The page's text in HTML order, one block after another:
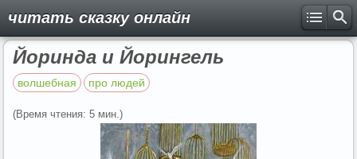
читать сказку онлайн
Йоринда и Йорингель
волшебная про людей
(Время чтения: 5 мин.)